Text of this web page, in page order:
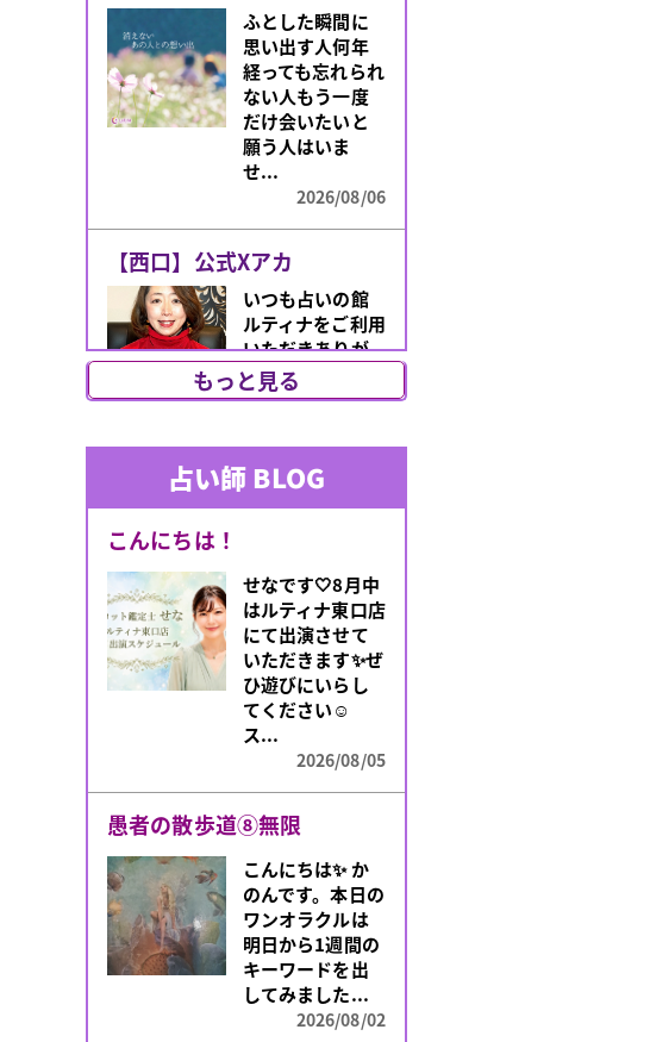
ふとした瞬間に
思い出す人何年
経っても忘れられ
ない人もう一度
だけ会いたいと
願う人はいま
せ...
2026/08/06
【西口】公式Xアカ
いつも占いの館
ルティナをご利用
いただきありが
とうございま
す！このたび、
Tw...
2026/07/31
あなたのオーラは何
「最近なんとな
く気分が上がら
ない」「人間関
係が思うように
いかない」「新
しい一歩を踏み
出...
2026/08/05
人生の転機には意味
か物事が大きく
変化するタイミ
ングがあります。
突然の出会いや
環境の変化、
今...
2026/08/04
もっと見る
占い師 BLOG
こんにちは！
せなです🤍8月中
はルティナ東口店
にて出演させて
いただきます✨ぜ
ひ遊びにいらし
てください☺️
ス...
2026/08/05
愚者の散歩道⑧無限
こんにちは✨️ か
のんです。本日の
ワンオラクルは
明日から1週間の
キーワードを出
してみました...
2026/08/02